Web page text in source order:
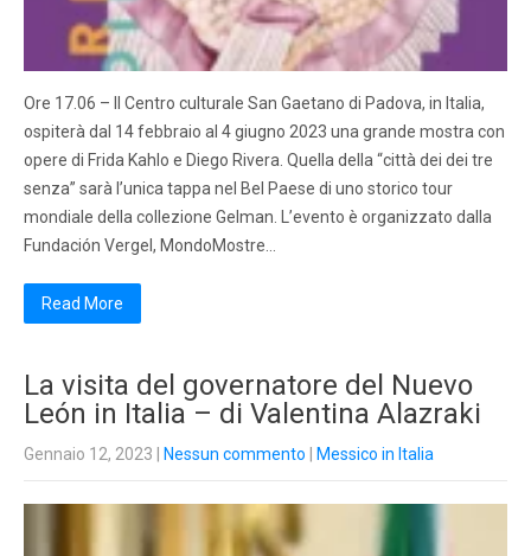
Ore 17.06 – Il Centro culturale San Gaetano di Padova, in Italia,
ospiterà dal 14 febbraio al 4 giugno 2023 una grande mostra con
opere di Frida Kahlo e Diego Rivera. Quella della “città dei dei tre
senza” sarà l’unica tappa nel Bel Paese di uno storico tour
mondiale della collezione Gelman. L’evento è organizzato dalla
Fundación Vergel, MondoMostre…
Read More
La visita del governatore del Nuevo
León in Italia – di Valentina Alazraki
Gennaio 12, 2023 Nessun commento Messico in Italia